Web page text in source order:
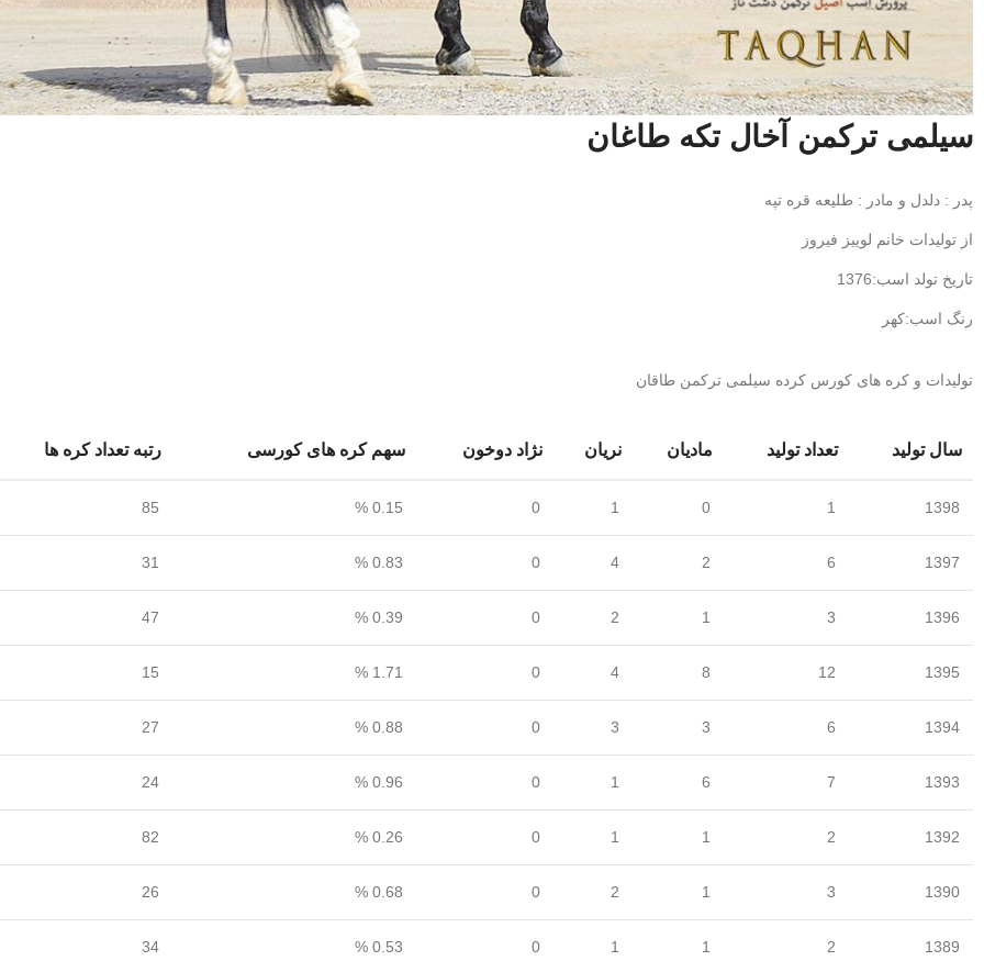
سیلمی ترکمن آخال تکه طاغان
پدر : دلدل و مادر : طلیعه قره تپه
از تولیدات خانم لوییز فیروز
تاریخ تولد اسب:1376
رنگ اسب:کهر
تولیدات و کره های کورس کرده سیلمی ترکمن طاقان
سال تولید تعداد تولید مادیان نریان نژاد دوخون سهم کره های کورسی رتبه تعداد کره ها
1398
1
0
1
0
0.15 %
85
1397
6
2
4
0
0.83 %
31
1396
3
1
2
0
0.39 %
47
1395
12
8
4
0
1.71 %
15
1394
6
3
3
0
0.88 %
27
1393
7
6
1
0
0.96 %
24
1392
2
1
1
0
0.26 %
82
1390
3
1
2
0
0.68 %
26
1389
2
1
1
0
0.53 %
34